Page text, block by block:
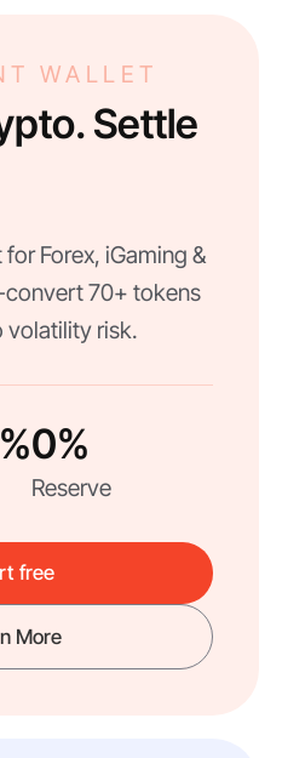
WALLET
Settle
Forex, iGaming &
70+ tokens
volatility risk.
0%
Reserve
free
More